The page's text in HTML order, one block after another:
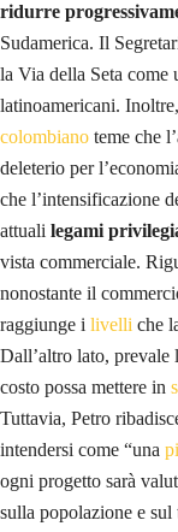
ridurre
Sudamerica. Il
la Via della Seta come
latinoamericani.
colombiano teme che
deleterio per
che l’intensificazione
attuali legami
vista commerciale.
nonostante il
raggiunge i livelli che
Dall’altro lato, prevale
costo possa mettere in
Tuttavia, Petro
intendersi come “una
ogni progetto sarà
sulla popolazione e